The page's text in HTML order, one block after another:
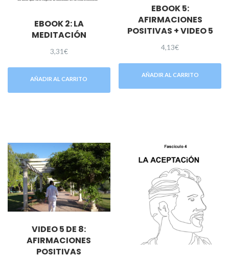
EBOOK 2: LA
MEDITACIÓN
3,31€
AÑADIR AL CARRITO
EBOOK 5:
AFIRMACIONES
POSITIVAS + VIDEO 5
4,13€
AÑADIR AL CARRITO
VIDEO 5 DE 8:
AFIRMACIONES
POSITIVAS